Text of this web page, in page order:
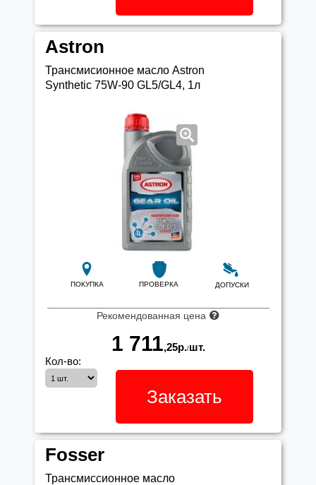
Astron
Трансмисионное масло Astron
Synthetic 75W-90 GL5/GL4, 1л
ПОКУПКА ПРОВЕРКА ДОПУСКИ
Рекомендованная цена
1 711,25р./шт.
Кол-во:
Заказать
Fosser
Трансмиссионное масло